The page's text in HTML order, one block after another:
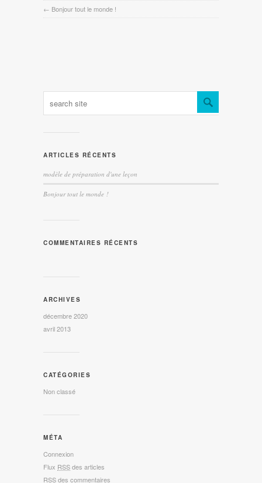
← Bonjour tout le monde !
ARTICLES RÉCENTS
modèle de préparation d'une leçon
Bonjour tout le monde !
COMMENTAIRES RÉCENTS
ARCHIVES
décembre 2020
avril 2013
CATÉGORIES
Non classé
MÉTA
Connexion
Flux RSSdes articles
RSSdes commentaires